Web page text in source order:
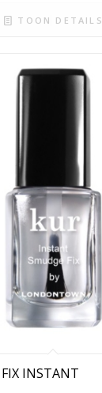
TOON DETAILS
INSTANT